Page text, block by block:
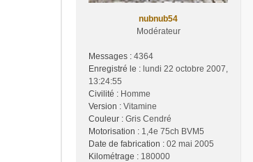
nubnub54
Modérateur
Messages : 4364
Enregistré le : lundi 22 octobre 2007,
13:24:55
Civilité : Homme
Version : Vitamine
Couleur : Gris Cendré
Motorisation : 1,4e 75ch BVM5
Date de fabrication : 02 mai 2005
Kilométrage : 180000